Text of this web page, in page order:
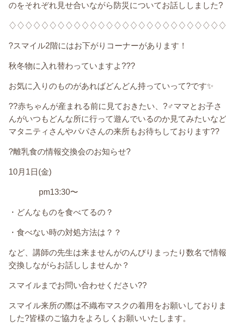
のをそれぞれ見せ合いながら防災についてお話ししました?
♢♢♢♢♢♢♢♢♢♢♢♢♢♢♢♢♢♢♢♢♢♢♢♢♢♢♢
?スマイル2階にはお下がりコーナーがあります！
秋冬物に入れ替わっていますよ???
お気に入りのものがあればどんどん持っていって?です✨
??赤ちゃんが産まれる前に見ておきたい、 ?‍♂️ママとお子さ
んがいつもどんな所に行って遊んでいるのか見てみたいなど
マタニティさんやパパさんの来所もお待ちしております??
?離乳食の情報交換会のお知らせ?
10月 1 日 (金)
pm13:30〜
・どんなものを食べてるの？
・食べない時の対処方法は？？
など、講師の先生は来ませんがのんびりまったり数名で情報
交換しながらお話ししませんか？
スマイルまでお問い合わせください??
スマイル来所の際は不織布マスクの着用をお願いしておりま
した?皆様のご協力をよろしくお願いいたします。